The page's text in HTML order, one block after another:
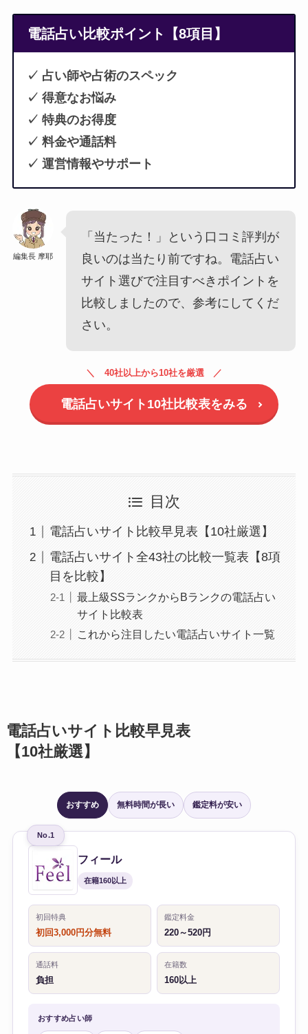
電話占い比較ポイント【8項目】
✓ 占い師や占術のスペック
✓ 得意なお悩み
✓ 特典のお得度
✓ 料金や通話料
✓ 運営情報やサポート
編集長 摩耶
「当たった！」という口コミ評判が
良いのは当たり前ですね。電話占い
サイト選びで注目すべきポイントを
比較しましたので、参考にしてくだ
さい。
40社以上から10社を厳選
電話占いサイト10社比較表をみる
目次
電話占いサイト比較早見表【10社厳選】
電話占いサイト全43社の比較一覧表【8項
目を比較】
最上級SSランクからBランクの電話占い
サイト比較表
これから注目したい電話占いサイト一覧
電話占いサイト比較早見表
【10社厳選】
おすすめ 無料時間が長い 鑑定料が安い
No.1
フィール
在籍160以上
初回特典
初回3,000円分無料
鑑定料金
220～520円
通話料
負担
在籍数
160以上
おすすめ占い師